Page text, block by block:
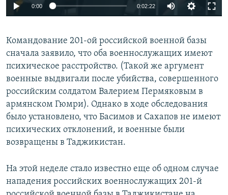
0:00 0:02:22
Командование 201-ой российской военной базы
сначала заявило, что оба военнослужащих имеют
психическое расстройство. (Такой же аргумент
военные выдвигали после убийства, совершенного
российским солдатом Валерием Пермяковым в
армянском Гюмри). Однако в ходе обследования
было установлено, что Басимов и Сахапов не имеют
психических отклонений, и военные были
возвращены в Таджикистан.
На этой неделе стало известно еще об одном случае
нападения российских военнослужащих 201-й